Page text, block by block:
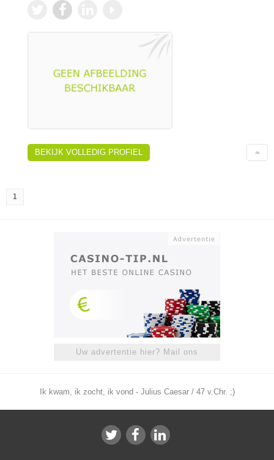
BEKIJK VOLLEDIG PROFIEL
1
Uw advertentie hier? Mail ons
Ik kwam, ik zocht, ik vond - Julius Caesar / 47 v.Chr. ;)